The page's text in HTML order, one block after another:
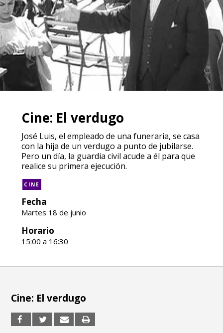
Cine: El verdugo
José Luis, el empleado de una funeraria, se casa
con la hija de un verdugo a punto de jubilarse.
Pero un día, la guardia civil acude a él para que
realice su primera ejecución.
CINE
Fecha
Martes 18 de junio
Horario
15:00 a 16:30
Cine: El verdugo